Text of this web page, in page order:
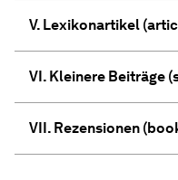
V. Lexikonartikel
VI. Kleinere Beiträge
VII. Rezensionen